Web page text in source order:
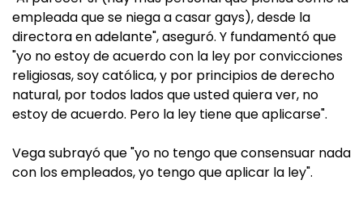
empleada que se niega a casar gays), desde la
directora en adelante", aseguró. Y fundamentó que
"yo no estoy de acuerdo con la ley por convicciones
religiosas, soy católica, y por principios de derecho
natural, por todos lados que usted quiera ver, no
estoy de acuerdo. Pero la ley tiene que aplicarse".
Vega subrayó que "yo no tengo que consensuar nada
con los empleados, yo tengo que aplicar la ley".